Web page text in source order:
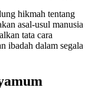
hikmah tentang
asal-usul manusia
tata cara
ibadah dalam segala